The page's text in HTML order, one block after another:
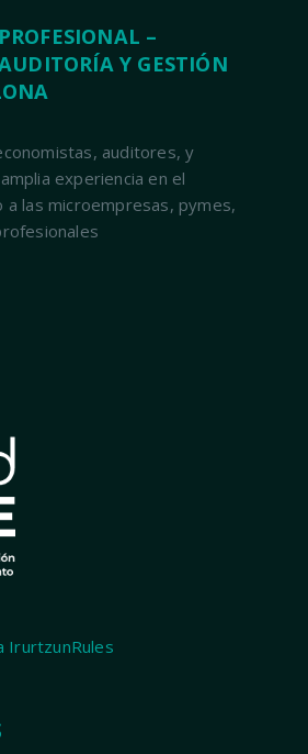
–
Y GESTIÓN
auditores, y
experiencia en el
a las microempresas, pymes,
IrurtzunRules